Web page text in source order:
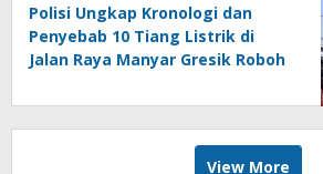
Polisi Ungkap Kronologi dan
Penyebab 10 Tiang Listrik di
Jalan Raya Manyar Gresik Roboh
View More